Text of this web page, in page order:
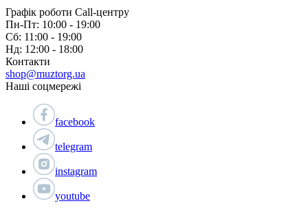
Графік роботи Call-центру
Пн-Пт: 10:00 - 19:00
Сб: 11:00 - 19:00
Нд: 12:00 - 18:00
Контакти
shop@muztorg.ua
Наші соцмережі
facebook
telegram
instagram
youtube